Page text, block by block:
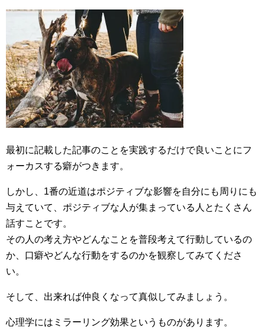
最初に記載した記事のことを実践するだけで良いことにフ
ォーカスする癖がつきます。
しかし、1番の近道はポジティブな影響を自分にも周りにも
与えていて、ポジティブな人が集まっている人とたくさん
話すことです。
その人の考え方やどんなことを普段考えて行動しているの
か、口癖やどんな行動をするのかを観察してみてくださ
い。
そして、出来れば仲良くなって真似してみましょう。
心理学にはミラーリング効果というものがあります。